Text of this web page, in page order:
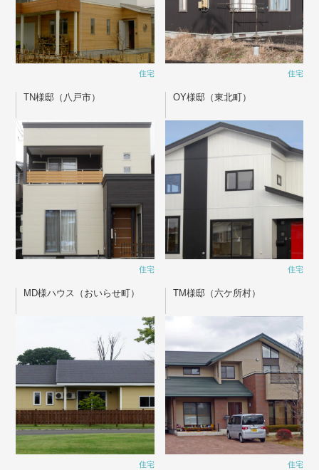
住宅 住宅
TN様邸（八戸市）
住宅
OY様邸（東北町）
住宅
MD様ハウス（おいらせ町）
住宅
TM様邸（六ケ所村）
住宅